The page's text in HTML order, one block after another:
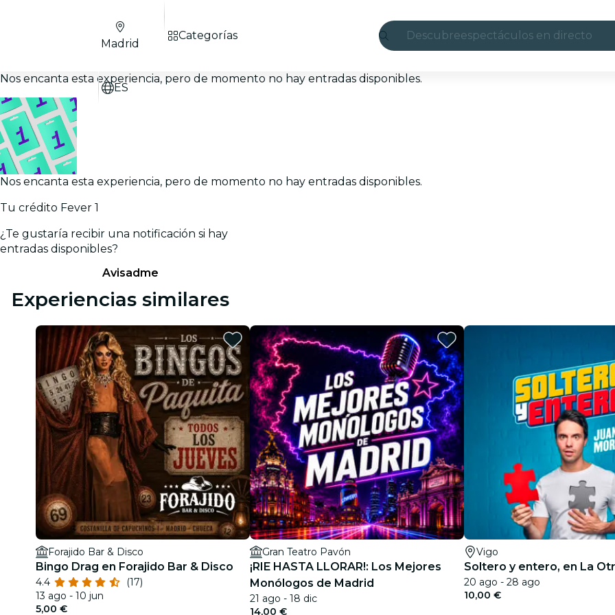
Descubreespectáculos en directo
cine
Madrid
ES
Categorías
Nos encanta esta experiencia, pero de momento no hay entradas disponibles.
Nos encanta esta experiencia, pero de momento no hay entradas disponibles.
Tu crédito Fever 1
¿Te gustaría recibir una notificación si hay
entradas disponibles?
Avisadme
Experiencias similares
Forajido Bar & Disco
Bingo Drag en Forajido Bar & Disco
4.4
(17)
13 ago - 10 jun
5,00 €
Gran Teatro Pavón
¡RIE HASTA LLORAR!: Los Mejores
Monólogos de Madrid
21 ago - 18 dic
14,00 €
Vigo
Soltero y entero, en La
20 ago - 28 ago
10,00 €